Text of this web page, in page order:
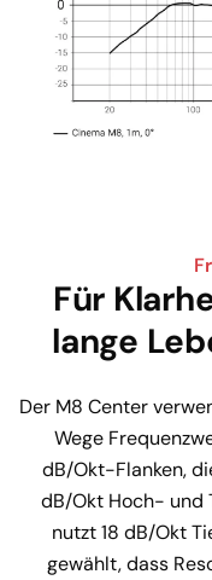
Für
lange
Der M8 Center
Wege
dB/Okt-Flanken,
dB/Okt Hoch- und
nutzt 18 dB/Okt
gewählt, dass